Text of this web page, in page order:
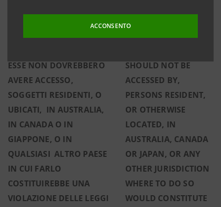
ACCONSENTO
INFORMAZIONI NON
ESSE NON DOVREBBERO
AVERE ACCESSO,
SOGGETTI RESIDENTI, O
UBICATI, IN AUSTRALIA,
IN CANADA O IN
GIAPPONE, O IN
QUALSIASI ALTRO PAESE
IN CUI FARLO
COSTITUIREBBE UNA
VIOLAZIONE DELLE LEGGI
PARTICULAR, THE
INFORMATION IS NOT
SHOULD NOT BE
ACCESSED BY,
PERSONS RESIDENT,
OR OTHERWISE
LOCATED, IN
AUSTRALIA, CANADA
OR JAPAN, OR ANY
OTHER JURISDICTION
WHERE TO DO SO
WOULD CONSTITUTE